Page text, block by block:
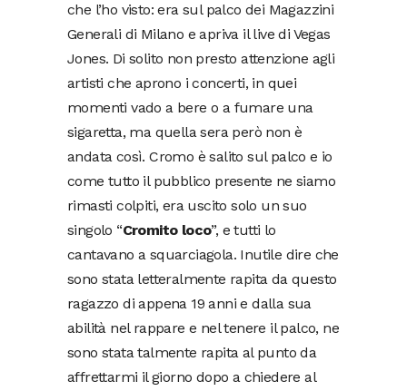
che l’ho visto: era sul palco dei Magazzini
Generali di Milano e apriva il live di Vegas
Jones. Di solito non presto attenzione agli
artisti che aprono i concerti, in quei
momenti vado a bere o a fumare una
sigaretta, ma quella sera però non è
andata così. Cromo è salito sul palco e io
come tutto il pubblico presente ne siamo
rimasti colpiti, era uscito solo un suo
singolo “Cromito loco”, e tutti lo
cantavano a squarciagola. Inutile dire che
sono stata letteralmente rapita da questo
ragazzo di appena 19 anni e dalla sua
abilità nel rappare e nel tenere il palco, ne
sono stata talmente rapita al punto da
affrettarmi il giorno dopo a chiedere al